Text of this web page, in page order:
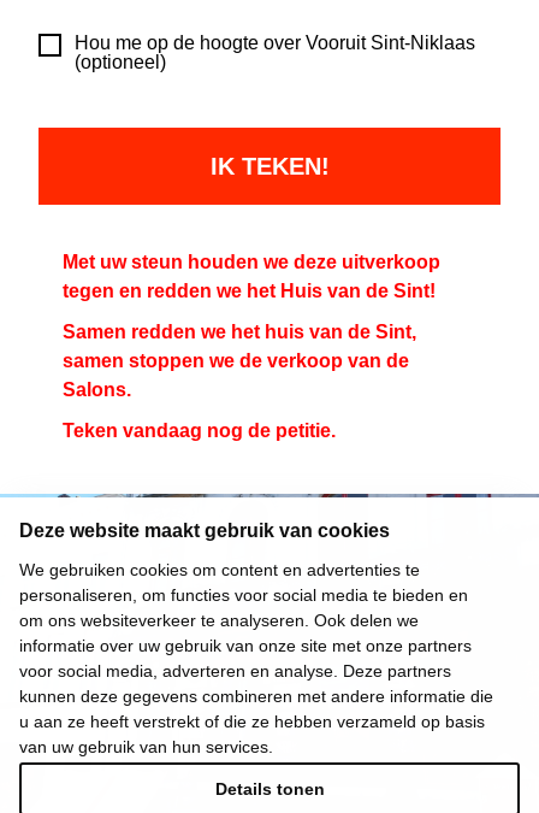
Deze website maakt gebruik van cookies
We gebruiken cookies om content en advertenties te
personaliseren, om functies voor social media te bieden en
om ons websiteverkeer te analyseren. Ook delen we
informatie over uw gebruik van onze site met onze partners
voor social media, adverteren en analyse. Deze partners
kunnen deze gegevens combineren met andere informatie die
u aan ze heeft verstrekt of die ze hebben verzameld op basis
van uw gebruik van hun services.
Details tonen
Hou me op de hoogte over Vooruit Sint‑Niklaas
(optioneel)
Met uw steun houden we deze uitverkoop
tegen en redden we het Huis van de Sint!
Samen redden we het huis van de Sint,
samen stoppen we de verkoop van de
Salons.
Teken vandaag nog de petitie.